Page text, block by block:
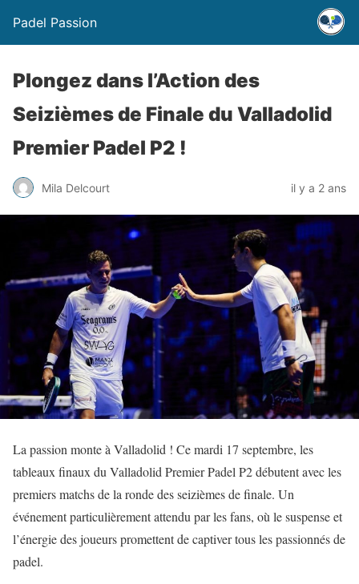
Padel Passion
Plongez dans l’Action des
Seizièmes de Finale du Valladolid
Premier Padel P2 !
Mila Delcourt il y a 2 ans
La passion monte à Valladolid ! Ce mardi 17 septembre, les
tableaux finaux du Valladolid Premier Padel P2 débutent avec les
premiers matchs de la ronde des seizièmes de finale. Un
événement particulièrement attendu par les fans, où le suspense et
l’énergie des joueurs promettent de captiver tous les passionnés de
padel.